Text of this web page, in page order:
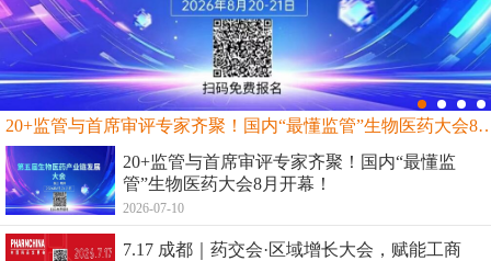
20+监管与首席审评专家齐聚！国内“最
20+监管与首席审评专家齐聚！国内“最懂监
管”生物医药大会8月开幕！
2026-07-10
7.17 成都｜药交会·区域增长大会，赋能工商